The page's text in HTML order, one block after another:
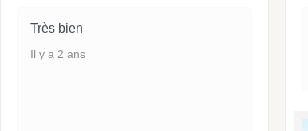
Très bien
Il y a 2 ans